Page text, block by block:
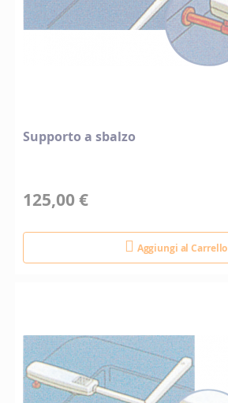
Supporto a sbalzo
125,00 €
Aggiungi al Carrello